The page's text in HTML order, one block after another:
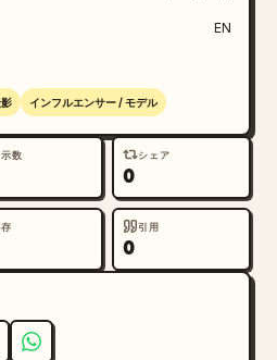
EN
インフルエンサー / モデル
数 シェア
0
引用
0